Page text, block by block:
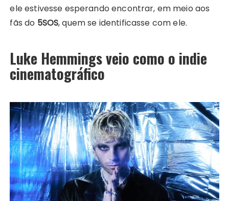
ele estivesse esperando encontrar, em meio aos
fãs do 5SOS, quem se identificasse com ele.
Luke Hemmings veio como o indie
cinematográfico